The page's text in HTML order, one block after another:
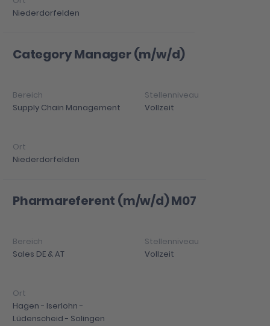
Niederdorfelden
Category Manager (m/w/d)
Supply Chain Management Vollzeit
Niederdorfelden
Pharmareferent (m/w/d) M07
Sales DE & AT Vollzeit
Hagen - Iserlohn -
Lüdenscheid - Solingen